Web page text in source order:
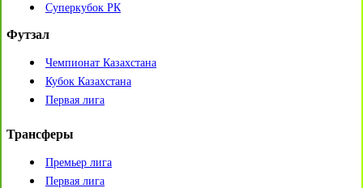
Суперкубок РК
Футзал
Чемпионат Казахстана
Кубок Казахстана
Первая лига
Трансферы
Премьер лига
Первая лига